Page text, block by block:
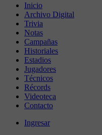
Inicio
Archivo Digital
Trivia
Notas
Campañas
Historiales
Estadios
Jugadores
Técnicos
Récords
Videoteca
Contacto
Ingresar